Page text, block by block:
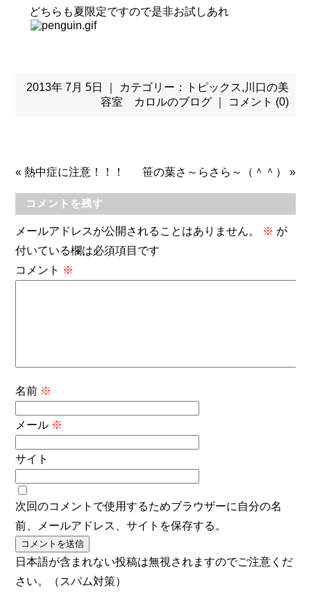
どちらも夏限定ですので是非お試しあれ
2013年 7月 5日 ｜ カテゴリー： トピックス, 川口の美
容室 カロルのブログ｜ コメント (0)
«熱中症に注意！！！ 笹の葉さ～らさら～（＾＾） »
コメントを残す
メールアドレスが公開されることはありません。 ※ が
付いている欄は必須項目です
コメント ※
名前 ※
メール ※
サイト
次回のコメントで使用するためブラウザーに自分の名
前、メールアドレス、サイトを保存する。
日本語が含まれない投稿は無視されますのでご注意くだ
さい。（スパム対策）